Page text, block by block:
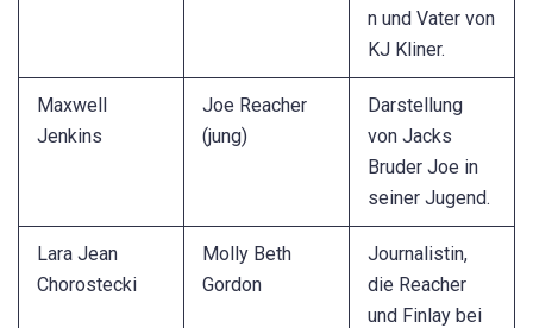
n und Vater von
KJ Kliner.
Maxwell
Jenkins
Joe Reacher
(jung)
Darstellung
von Jacks
Bruder Joe in
seiner Jugend.
Lara Jean
Chorostecki
Molly Beth
Gordon
Journalistin,
die Reacher
und Finlay bei